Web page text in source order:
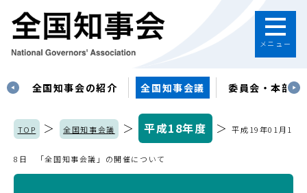
メニュー
全国知事会の紹介 全国知事会議 委員会・本部
TOP ＞ 全国知事会議 ＞ 平成18年度 ＞平成19年01月1
8日 「全国知事会議」の開催について